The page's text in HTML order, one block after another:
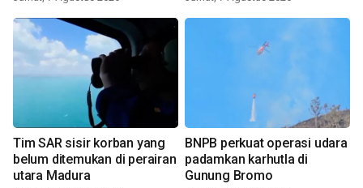
Tim SAR sisir korban yang
belum ditemukan di perairan
utara Madura
BNPB perkuat operasi udara
padamkan karhutla di
Gunung Bromo